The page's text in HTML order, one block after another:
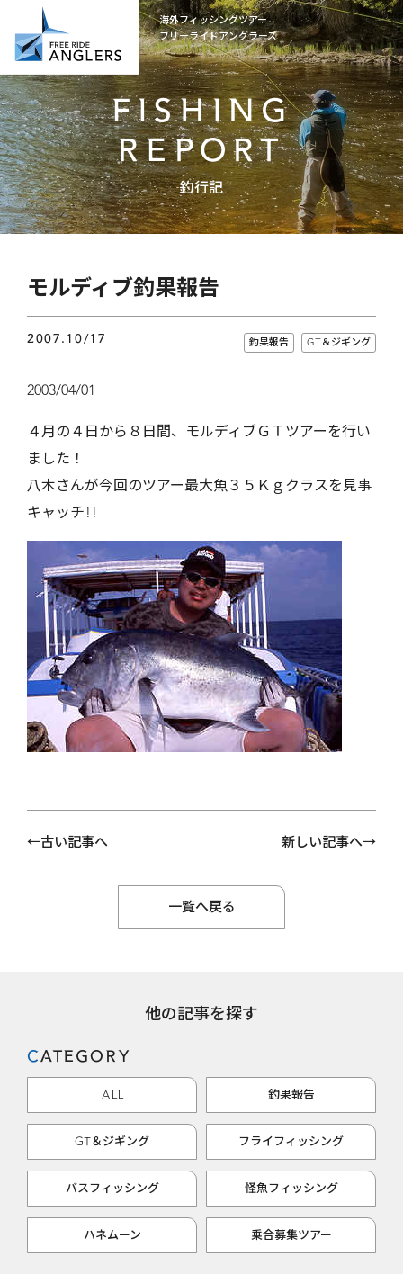
海外フィッシングツアー
フリーライドアングラーズ
FISHING
REPORT
釣行記
モルディブ釣果報告
2007.10/17 釣果報告 GT＆ジギング
2003/04/01
４月の４日から８日間、モルディブＧＴツアーを行い
ました！
八木さんが今回のツアー最大魚３５Ｋｇクラスを見事
キャッチ!!
古い記事へ 新しい記事へ
一覧へ戻る
他の記事を探す
CATEGORY
ALL 釣果報告
GT＆ジギング フライフィッシング
バスフィッシング 怪魚フィッシング
ハネムーン 乗合募集ツアー